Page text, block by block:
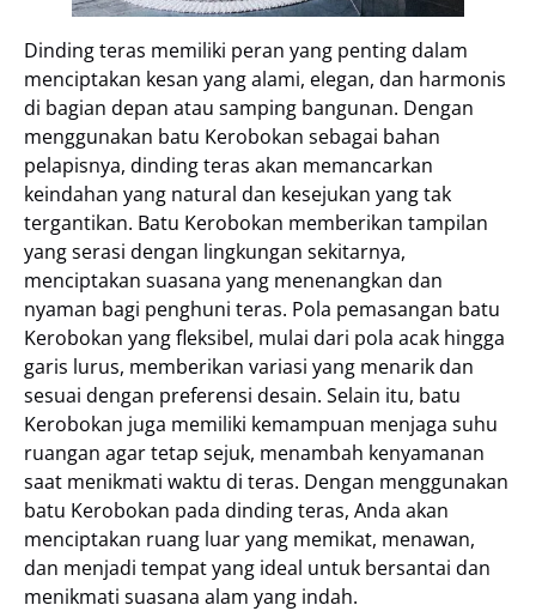
Dinding teras memiliki peran yang penting dalam
menciptakan kesan yang alami, elegan, dan harmonis
di bagian depan atau samping bangunan. Dengan
menggunakan batu Kerobokan sebagai bahan
pelapisnya, dinding teras akan memancarkan
keindahan yang natural dan kesejukan yang tak
tergantikan. Batu Kerobokan memberikan tampilan
yang serasi dengan lingkungan sekitarnya,
menciptakan suasana yang menenangkan dan
nyaman bagi penghuni teras. Pola pemasangan batu
Kerobokan yang fleksibel, mulai dari pola acak hingga
garis lurus, memberikan variasi yang menarik dan
sesuai dengan preferensi desain. Selain itu, batu
Kerobokan juga memiliki kemampuan menjaga suhu
ruangan agar tetap sejuk, menambah kenyamanan
saat menikmati waktu di teras. Dengan menggunakan
batu Kerobokan pada dinding teras, Anda akan
menciptakan ruang luar yang memikat, menawan,
dan menjadi tempat yang ideal untuk bersantai dan
menikmati suasana alam yang indah.